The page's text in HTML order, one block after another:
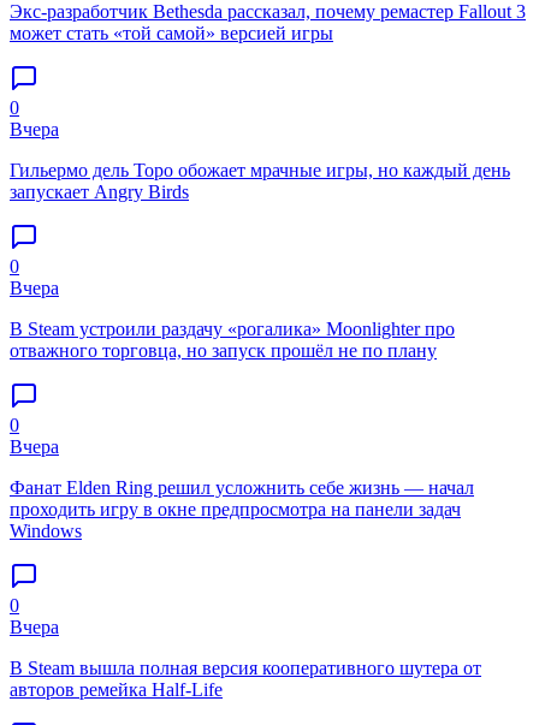
Экс-разработчик Bethesda рассказал, почему ремастер Fallout 3
может стать «той самой» версией игры
0
Вчера
Гильермо дель Торо обожает мрачные игры, но каждый день
запускает Angry Birds
0
Вчера
В Steam устроили раздачу «рогалика» Moonlighter про
отважного торговца, но запуск прошёл не по плану
0
Вчера
Фанат Elden Ring решил усложнить себе жизнь — начал
проходить игру в окне предпросмотра на панели задач
Windows
0
Вчера
В Steam вышла полная версия кооперативного шутера от
авторов ремейка Half-Life